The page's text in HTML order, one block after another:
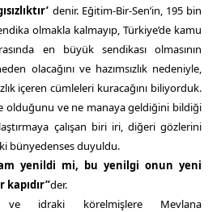
denir. Eğitim-Bir-Sen’in, 195 bin
olmakla kalmayıp, Türkiye’de kamu
en büyük sendikası olmasının
olacağını ve hazımsızlık nedeniyle,
içeren cümleleri kuracağını biliyorduk.
olduğunu ve ne manaya geldiğini bildiği
çalışan biri iri, diğeri gözlerini
bünyedenses duyuldu.
yenildi mi, bu yenilgi onun yeni
kapıdır”der.
ve idraki körelmişlere Mevlana